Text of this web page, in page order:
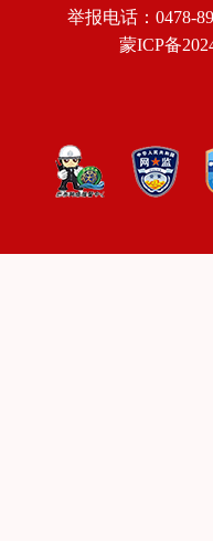
举报电话：0478-
蒙ICP备